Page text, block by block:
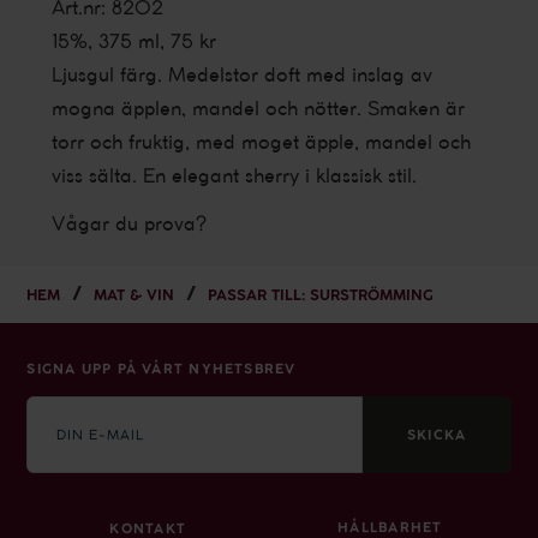
Art.nr: 8202
15%, 375 ml, 75 kr
Ljusgul färg. Medelstor doft med inslag av
mogna äpplen, mandel och nötter. Smaken är
torr och fruktig, med moget äpple, mandel och
viss sälta. En elegant sherry i klassisk stil.
Vågar du prova?
HEM MAT & VIN PASSAR TILL: SURSTRÖMMING
SIGNA UPP PÅ VÅRT NYHETSBREV
mail SKICKA
KONTAKT HÅLLBARHET